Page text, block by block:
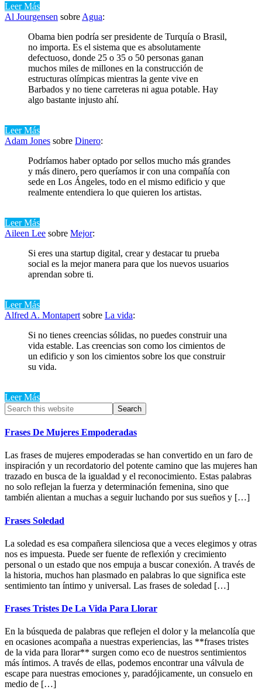
Leer Más
Al Jourgensen sobre Agua:
Obama bien podría ser presidente de Turquía o Brasil,
no importa. Es el sistema que es absolutamente
defectuoso, donde 25 o 35 o 50 personas ganan
muchos miles de millones en la construcción de
estructuras olímpicas mientras la gente vive en
Barbados y no tiene carreteras ni agua potable. Hay
algo bastante injusto ahí.
Leer Más
Adam Jones sobre Dinero:
Podríamos haber optado por sellos mucho más grandes
y más dinero, pero queríamos ir con una compañía con
sede en Los Ángeles, todo en el mismo edificio y que
realmente entendiera lo que quieren los artistas.
Leer Más
Aileen Lee sobre Mejor:
Si eres una startup digital, crear y destacar tu prueba
social es la mejor manera para que los nuevos usuarios
aprendan sobre ti.
Leer Más
Alfred A. Montapert sobre La vida:
Si no tienes creencias sólidas, no puedes construir una
vida estable. Las creencias son como los cimientos de
un edificio y son los cimientos sobre los que construir
su vida.
Leer Más
Primary
Sidebar
Search
this
website
Frases De Mujeres Empoderadas
Las frases de mujeres empoderadas se han convertido en un faro de
inspiración y un recordatorio del potente camino que las mujeres han
trazado en busca de la igualdad y el reconocimiento. Estas palabras
no solo reflejan la fuerza y determinación femenina, sino que
también alientan a muchas a seguir luchando por sus sueños y […]
Frases Soledad
La soledad es esa compañera silenciosa que a veces elegimos y otras
nos es impuesta. Puede ser fuente de reflexión y crecimiento
personal o un estado que nos empuja a buscar conexión. A través de
la historia, muchos han plasmado en palabras lo que significa este
sentimiento tan íntimo y universal. Las frases de soledad […]
Frases Tristes De La Vida Para Llorar
En la búsqueda de palabras que reflejen el dolor y la melancolía que
en ocasiones acompaña a nuestras experiencias, las **frases tristes
de la vida para llorar** surgen como eco de nuestros sentimientos
más íntimos. A través de ellas, podemos encontrar una válvula de
escape para nuestras emociones y, paradójicamente, un consuelo en
medio de […]